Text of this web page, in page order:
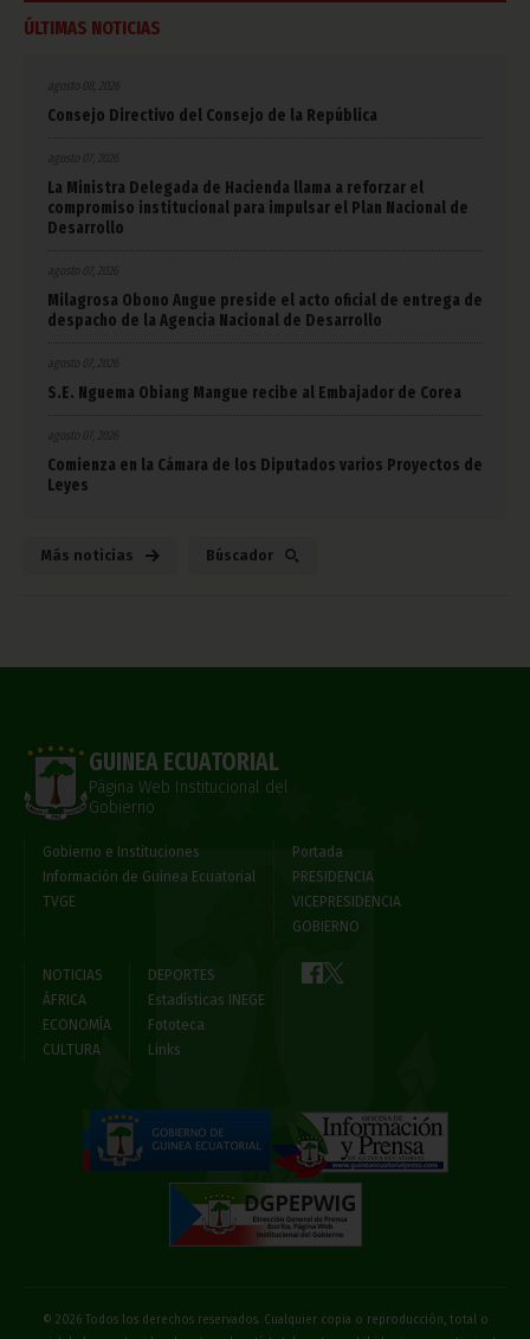
ÚLTIMAS NOTICIAS
agosto 08, 2026
Consejo Directivo del Consejo de la República
agosto 07, 2026
La Ministra Delegada de Hacienda llama a reforzar el
compromiso institucional para impulsar el Plan Nacional de
Desarrollo
agosto 07, 2026
Milagrosa Obono Angue preside el acto oficial de entrega de
despacho de la Agencia Nacional de Desarrollo
agosto 07, 2026
S.E. Nguema Obiang Mangue recibe al Embajador de Corea
agosto 07, 2026
Comienza en la Cámara de los Diputados varios Proyectos de
Leyes
Más noticias Búscador
GUINEA ECUATORIAL
Página Web Institucional del
Gobierno
Gobierno e Instituciones
Información de Guinea Ecuatorial
TVGE
Portada
PRESIDENCIA
VICEPRESIDENCIA
GOBIERNO
NOTICIAS
ÁFRICA
ECONOMÍA
CULTURA
DEPORTES
Estadísticas INEGE
Fototeca
Links
© 2026 Todos los derechos reservados. Cualquier copia o reproducción, total o